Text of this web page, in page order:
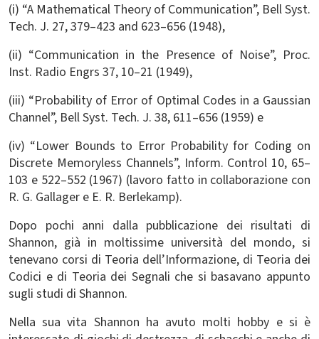
(i) “A Mathematical Theory of Communication”, Bell Syst.
Tech. J. 27, 379–423 and 623–656 (1948),
(ii) “Communication in the Presence of Noise”, Proc.
Inst. Radio Engrs 37, 10–21 (1949),
(iii) “Probability of Error of Optimal Codes in a Gaussian
Channel”, Bell Syst. Tech. J. 38, 611–656 (1959) e
(iv) “Lower Bounds to Error Probability for Coding on
Discrete Memoryless Channels”, Inform. Control 10, 65–
103 e 522–552 (1967) (lavoro fatto in collaborazione con
R. G. Gallager e E. R. Berlekamp).
Dopo pochi anni dalla pubblicazione dei risultati di
Shannon, già in moltissime università del mondo, si
tenevano corsi di Teoria dell’Informazione, di Teoria dei
Codici e di Teoria dei Segnali che si basavano appunto
sugli studi di Shannon.
Nella sua vita Shannon ha avuto molti hobby e si è